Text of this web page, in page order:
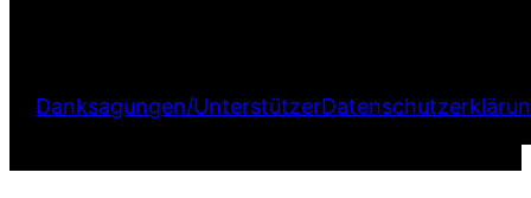
Danksagungen/Unterstützer